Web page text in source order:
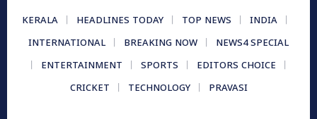
KERALA HEADLINES TODAY TOP NEWS
INDIA
INTERNATIONAL
BREAKING NOW
NEWS4 SPECIAL
ENTERTAINMENT
SPORTS
EDITORS CHOICE
CRICKET
TECHNOLOGY PRAVASI